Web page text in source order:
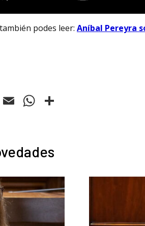
podes leer: Aníbal Pereyra
X EmailWhatsApp